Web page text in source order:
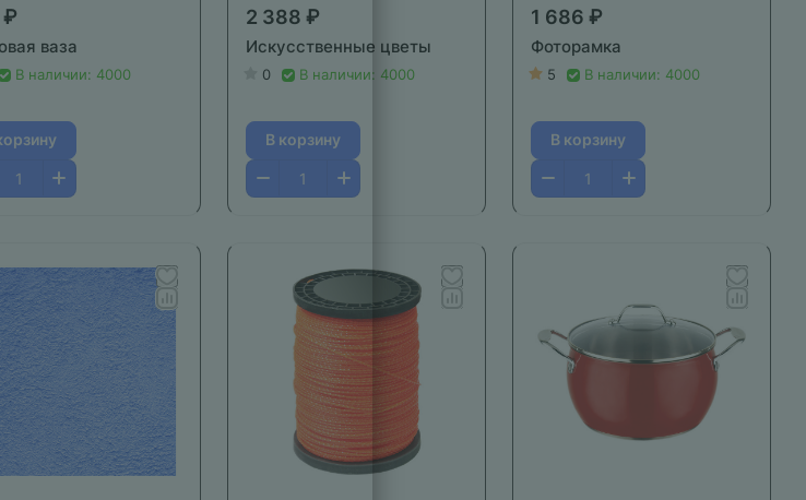
₽
ваза
В наличии: 4000
2 388 ₽
Искусственные цветы
0 В наличии: 4000
В корзину
1 686 ₽
Фоторамка
5 В наличии: 4000
В корзину